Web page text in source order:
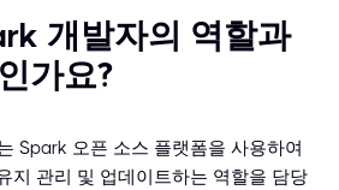
개발자의 역할과
가요?
Spark 오픈 소스 플랫폼을 사용하여
지 관리 및 업데이트하는 역할을 담당